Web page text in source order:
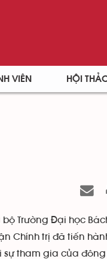
VIÊN HỘI
Trường Đại học
Chính trị đã tiến
sự tham gia của